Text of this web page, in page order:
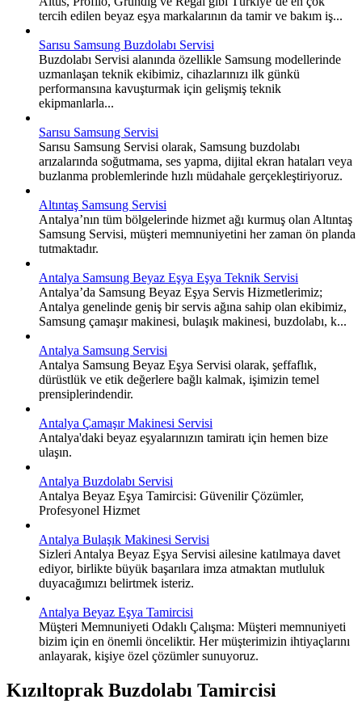
tercih edilen beyaz eşya markalarının da tamir ve bakım iş...
Sarısu Samsung Buzdolabı Servisi
Buzdolabı Servisi alanında özellikle Samsung modellerinde
uzmanlaşan teknik ekibimiz, cihazlarınızı ilk günkü
performansına kavuşturmak için gelişmiş teknik
ekipmanlarla...
Sarısu Samsung Servisi
Sarısu Samsung Servisi olarak, Samsung buzdolabı
arızalarında soğutmama, ses yapma, dijital ekran hataları veya
buzlanma problemlerinde hızlı müdahale gerçekleştiriyoruz.
Altıntaş Samsung Servisi
Antalya’nın tüm bölgelerinde hizmet ağı kurmuş olan Altıntaş
Samsung Servisi, müşteri memnuniyetini her zaman ön planda
tutmaktadır.
Antalya Samsung Beyaz Eşya Eşya Teknik Servisi
Antalya’da Samsung Beyaz Eşya Servis Hizmetlerimiz;
Antalya genelinde geniş bir servis ağına sahip olan ekibimiz,
Samsung çamaşır makinesi, bulaşık makinesi, buzdolabı, k...
Antalya Samsung Servisi
Antalya Samsung Beyaz Eşya Servisi olarak, şeffaflık,
dürüstlük ve etik değerlere bağlı kalmak, işimizin temel
prensiplerindendir.
Antalya Çamaşır Makinesi Servisi
Antalya'daki beyaz eşyalarınızın tamiratı için hemen bize
ulaşın.
Antalya Buzdolabı Servisi
Antalya Beyaz Eşya Tamircisi: Güvenilir Çözümler,
Profesyonel Hizmet
Antalya Bulaşık Makinesi Servisi
Sizleri Antalya Beyaz Eşya Servisi ailesine katılmaya davet
ediyor, birlikte büyük başarılara imza atmaktan mutluluk
duyacağımızı belirtmek isteriz.
Antalya Beyaz Eşya Tamircisi
Müşteri Memnuniyeti Odaklı Çalışma: Müşteri memnuniyeti
bizim için en önemli önceliktir. Her müşterimizin ihtiyaçlarını
anlayarak, kişiye özel çözümler sunuyoruz.
Kızıltoprak Buzdolabı Tamircisi